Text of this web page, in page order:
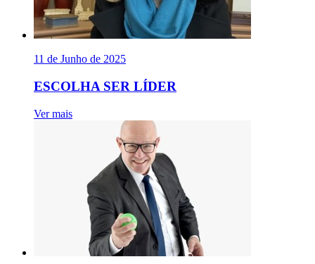
11 de Junho de 2025
ESCOLHA SER LÍDER
Ver mais